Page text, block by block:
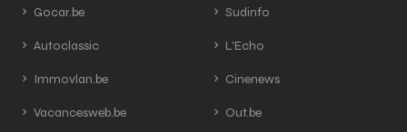
Gocar.be
Autoclassic
Immovlan.be
Vacancesweb.be
Sudinfo
L'Echo
Cinenews
Out.be